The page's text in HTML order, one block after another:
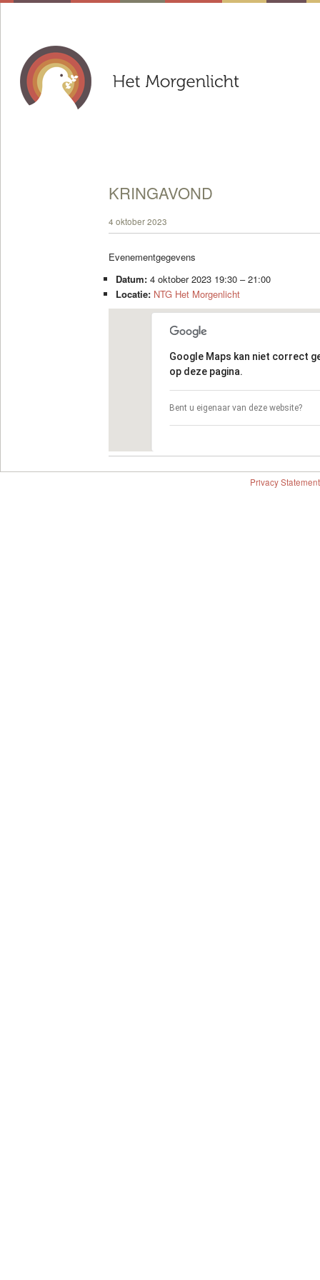
KRINGAVOND
4 oktober 2023
Evenementgegevens
Datum: 4 oktober 2023 19:30–21:00
Locatie: NTG Het Morgenlicht
Google Maps kan niet correct
op deze pagina.
Bent u eigenaar van deze website?
Privacy Statement